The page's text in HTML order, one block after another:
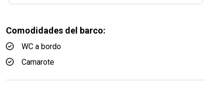
Comodidades del barco:
WC a bordo
Camarote